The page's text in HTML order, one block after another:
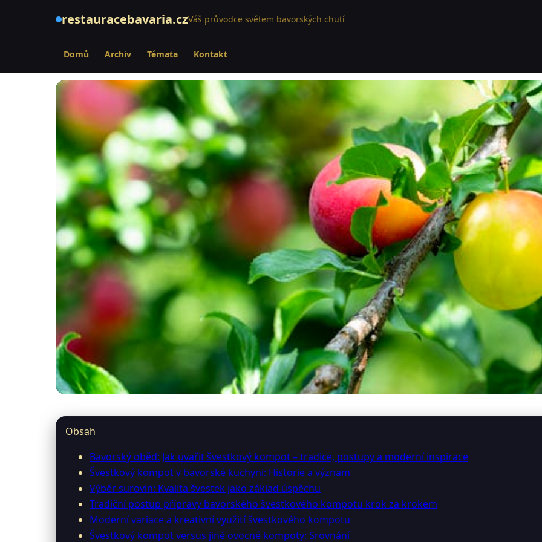
restauracebavaria.czVáš průvodce světem bavorských chutí
Domů Archiv Témata Kontakt
restauracebavaria.cz
Úžasný švestkový kompot: Bavorská tradice a
12. 3. 2026· 10 min čtení · Autor: Karel Weiss
Obsah
Bavorský oběd: Jak uvařit švestkový kompot – tradice, postupy a moderní inspirace
Švestkový kompot v bavorské kuchyni: Historie a význam
Výběr surovin: Kvalita švestek jako základ úspěchu
Tradiční postup přípravy bavorského švestkového kompotu krok za krokem
Moderní variace a kreativní využití švestkového kompotu
Švestkový kompot versus jiné ovocné kompoty: Srovnání